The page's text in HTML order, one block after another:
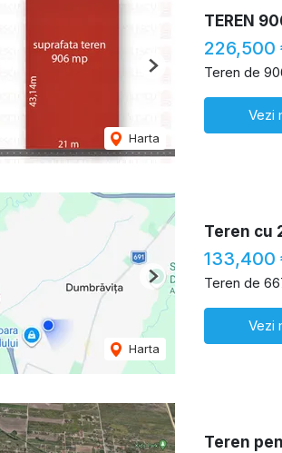
Harta
Next
TEREN
226,500
Teren de
Vezi
Harta
Next
Teren cu
133,400
Teren de
Vezi
Teren